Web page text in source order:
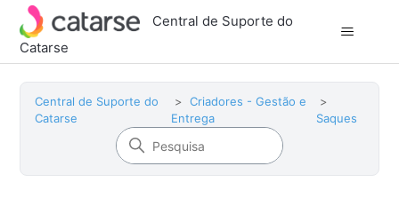
Central de Suporte do
Catarse
Central de Suporte do
Catarse
Criadores - Gestão e
Entrega
Saques